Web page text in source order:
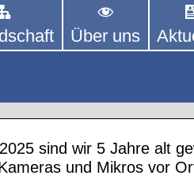
Zusammenschluss
ehrenamtlich
Über uns
alt…und so war
PPP
sind wir 5 Jahre alt
und Mikros vor